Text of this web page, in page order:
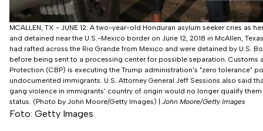
MCALLEN, TX - JUNE 12: A two-year-old Honduran asylum seeker cries as
and detained near the U.S.-Mexico border on June 12, 2018 in McAllen,
had rafted across the Rio Grande from Mexico and were detained by U.S.
before being sent to a processing center for possible separation. Customs
Protection (CBP) is executing the Trump administration's "zero tolerance"
undocumented immigrants. U.S. Attorney General Jeff Sessions also said
gang violence in immigrants' country of origin would no longer qualify
status. (Photo by John Moore/Getty Images)
John Moore/Getty Images
Foto: Getty Images